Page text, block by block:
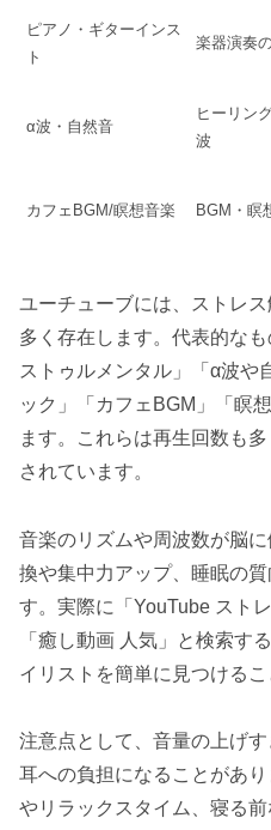
ピアノ・ギターインス
ト
楽器演奏
α波・自然音
ヒーリン
波
カフェBGM/瞑想音楽 BGM・瞑
ユーチューブには、ストレ
多く存在します。代表的な
ストゥルメンタル」「α波や
ック」「カフェBGM」「瞑
ます。これらは再生回数も
されています。
音楽のリズムや周波数が脳
換や集中力アップ、睡眠の
す。実際に「YouTube スト
「癒し動画 人気」と検索す
イリストを簡単に見つけるこ
注意点として、音量の上げ
耳への負担になることがあ
やリラックスタイム、寝る